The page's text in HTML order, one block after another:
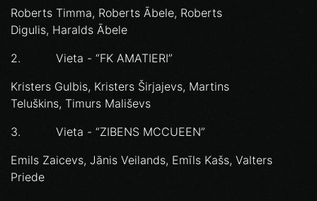
Roberts Timma, Roberts Ābele, Roberts
Digulis, Haralds Ābele
2. Vieta - “FK AMATIERI”
Kristers Gulbis, Kristers Širjajevs, Martins
Teluškins, Timurs Mališevs
3. Vieta - “ZIBENS MCCUEEN”
Emils Zaicevs, Jānis Veilands, Emīls Kašs, Valters
Priede